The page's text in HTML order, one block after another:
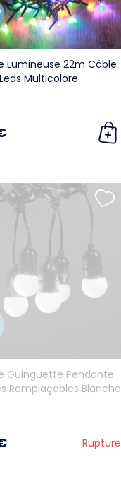
Lumineuse 22m Câble
Multicolore
Guinguette Pendante
Remplaçables Blanche
Rupture